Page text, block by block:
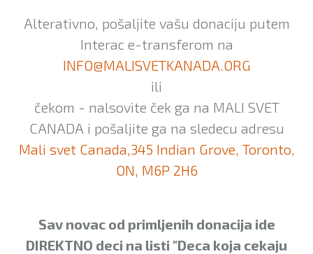
Alterativno, pošaljite vašu donaciju putem
Interac e-transferom na
INFO@MALISVETKANADA.ORG
ili
čekom - nalsovite ček ga na MALI SVET
CANADA i pošaljite ga na sledecu adresu
Mali svet Canada,345 Indian Grove, Toronto,
ON, M6P 2H6
Sav novac od primljenih donacija ide
DIREKTNO deci na listi "Deca koja cekaju